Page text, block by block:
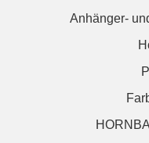
Anhänger-